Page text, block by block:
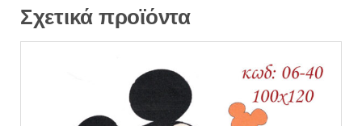
Σχετικά προϊόντα